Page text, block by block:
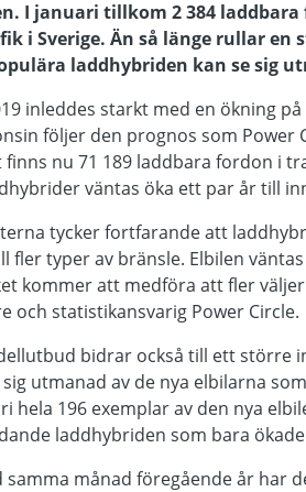
I januari tillkom 2 384
i Sverige. Än så länge rullar
laddhybriden kan se sig
inleddes starkt med en ökning
följer den prognos som
finns nu 71 189 laddbara fordon i
väntas öka ett par år till
tycker fortfarande att
fler typer av bränsle. Elbilen
kommer att medföra att fler
och statistikansvarig Power Circle.
bidrar också till ett större
utmanad av de nya elbilarna
hela 196 exemplar av den nya
laddhybriden som bara
samma månad föregående år har